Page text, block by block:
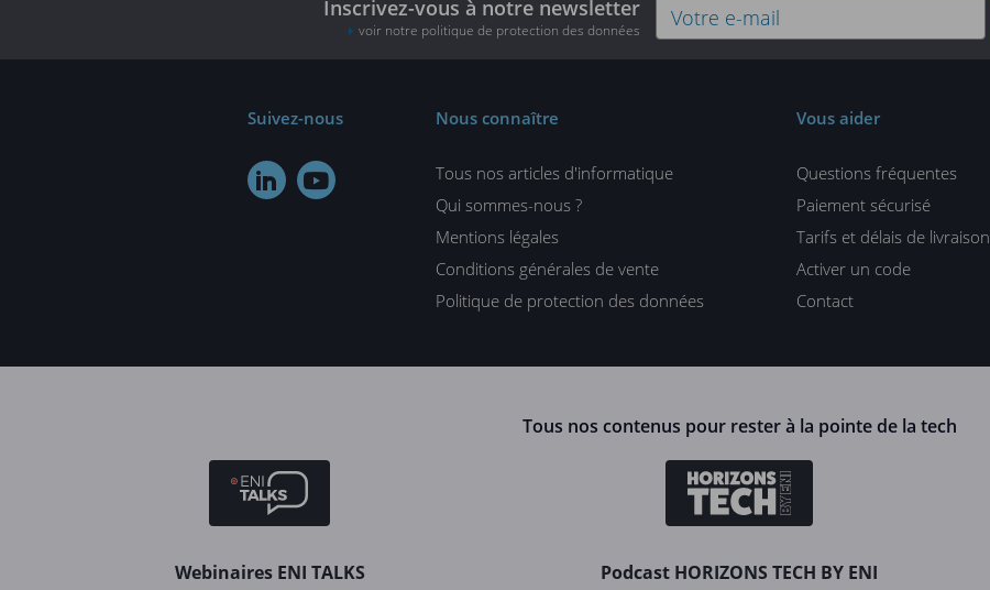
Inscrivez-vous à notre newsletter
voir notre politique de protection des données
Suivez-nous
 
Nous connaître
Tous nos articles d'informatique
Qui sommes-nous ?
Mentions légales
Conditions générales de vente
Politique de protection des données
Vous aider
Questions fréquentes
Paiement sécurisé
Tarifs et délais de livraison
Activer un code
Contact
Tous nos contenus pour rester à la pointe de la tech
Webinaires ENI TALKS Podcast HORIZONS TECH BY ENI